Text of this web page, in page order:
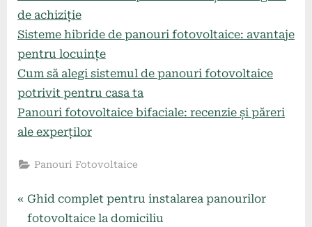
de achiziție
Sisteme hibride de panouri fotovoltaice: avantaje
pentru locuințe
Cum să alegi sistemul de panouri fotovoltaice
potrivit pentru casa ta
Panouri fotovoltaice bifaciale: recenzie și păreri
ale experților
Panouri Fotovoltaice
Navigare
P
r
Ghid complet pentru instalarea panourilor
fotovoltaice la domiciliu